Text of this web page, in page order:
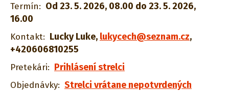
Termín: Od 23. 5. 2026, 08.00 do 23. 5. 2026,
16.00
Kontakt: Lucky Luke, lukycech@seznam.cz,
+420606810255
Pretekári: Prihlásení strelci
Objednávky: Strelci vrátane nepotvrdených